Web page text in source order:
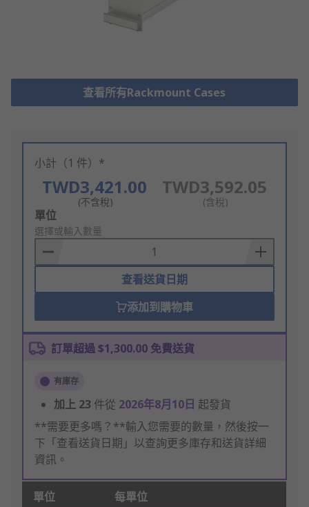
查看所有Rackmount Cases
小計（1 件）*
TWD3,421.00
(不含稅)
TWD3,592.05
(含稅)
Add
to
Basket
單位
選擇或輸入數量
查看送貨日期
添加到購物車
訂單超過 $1,300.00 免費送貨
有庫存
加上 23 件從 2026年8月10日 起發貨
**需要更多嗎？**輸入您需要的數量，然後按一
下「查看送貨日期」以查詢更多庫存和送貨詳細
資訊。
單位 每單位